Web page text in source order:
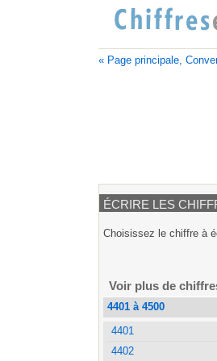
« Page principale,
ÉCRIRE LES
Choisissez le chiffre à
Voir plus de
4401 à 4500
4401
4402